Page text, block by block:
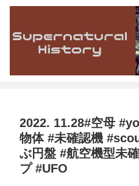
2022. 11.28#空母
物体 #未確認機
ぶ円盤 #航空機型未
プ #UFO